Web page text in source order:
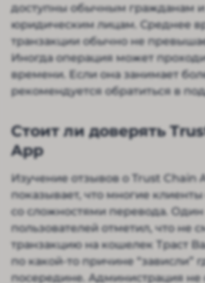
доступны обычным гражданам и
юридическим лицам. Среднее
транзакции обычно не
Иногда операция может
времени. Если она занимает
рекомендуется обратиться в
Стоит ли доверять
App
Изучение отзывов о Trust Chain
показывает, что многие клиенты
со сложностями перевода. Один
пользователей отметил, что не
транзакцию на кошелек Траст
по какой-то причине “зависли”
посередине. Администрация не